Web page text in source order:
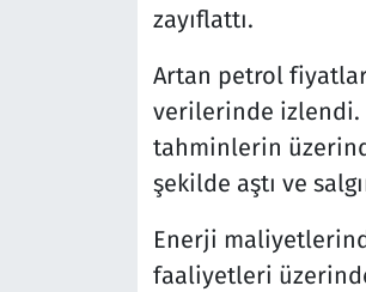
zayıflattı.
Artan petrol
verilerinde izlendi.
tahminlerin
şekilde aştı ve
Enerji
faaliyetleri